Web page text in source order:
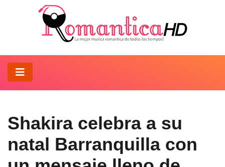
Shakira celebra a su
natal Barranquilla con